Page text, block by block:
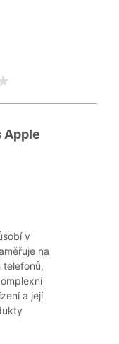
Apple
v
na
telefonů,
a její